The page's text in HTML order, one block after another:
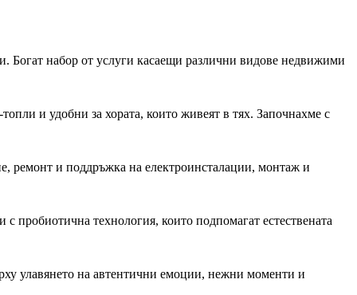
набор от услуги касаещи различни видове недвижими
и удобни за хората, които живеят в тях. Започнахме с
ремонт и поддръжка на електроинсталации, монтаж и
пробиотична технология, които подпомагат естествената
улавянето на автентични емоции, нежни моменти и